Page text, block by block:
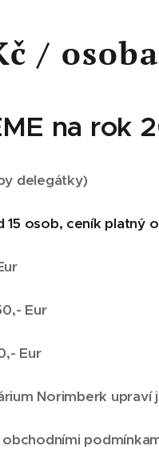
osoba
na rok
delegátky)
15 osob, ceník platný
Eur
Eur
Norimberk upraví